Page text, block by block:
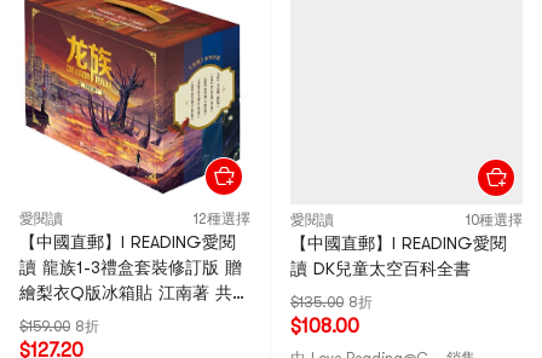
愛閱讀 12種選擇
【中國直郵】I READING愛閱
讀 龍族1-3禮盒套裝修訂版 贈
繪梨衣Q版冰箱貼 江南著 共5
冊
$159.00 8折
$127.20
愛閱讀 10種選擇
【中國直郵】I READING愛閱
讀 DK兒童太空百科全書
$135.00 8折
$108.00